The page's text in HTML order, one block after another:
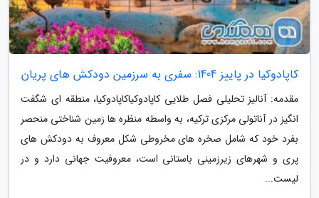
کاپادوکیا در پاییز 1404: سفری به سرزمین دودکش های پریان
مقدمه: آنالیز تحلیلی فصل طلایی کاپادوکیاکاپادوکیا، منطقه ای شگفت
انگیز در آناتولی مرکزی ترکیه، به واسطه منظره ها زمین شناختی منحصر
بفرد خود که شامل صخره های مخروطی شکل معروف به دودکش های
پری و شهرهای زیرزمینی باستانی است، معروفیت جهانی دارد و در
لیست...